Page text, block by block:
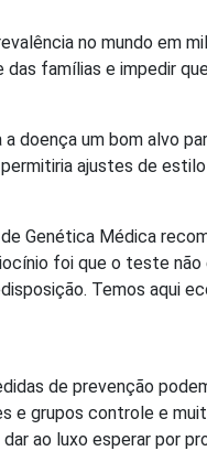
no mundo em
famílias e impedir
doença um bom alvo
ajustes de
Genética Médica
foi que o teste não
Temos aqui
de prevenção
grupos controle e
ao luxo esperar por